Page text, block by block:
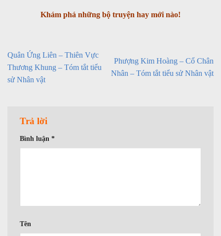
Khám phá những bộ truyện hay mới nào!
Quân Ứng Liên – Thiên Vực
Thương Khung – Tóm tắt tiểu
sử Nhân vật
Phượng Kim Hoàng – Cổ Chân
Nhân – Tóm tắt tiểu sử Nhân vật
Trả lời
Bình luận *
Tên